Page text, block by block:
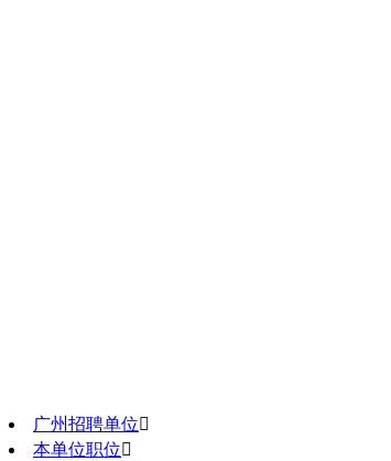
广州招聘单位
本单位职位